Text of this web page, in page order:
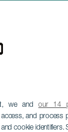
we andour 14
and process
cookie